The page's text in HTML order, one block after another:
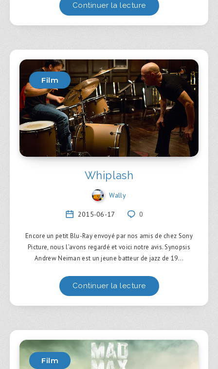
Continuer la lecture
Film
Whiplash
Wally
2015-06-17 0
Encore un petit Blu-Ray envoyé par nos amis de chez Sony
Picture, nous l’avons regardé et voici notre avis. Synopsis
Andrew Neiman est un jeune batteur de jazz de 19…
Continuer la lecture
Film